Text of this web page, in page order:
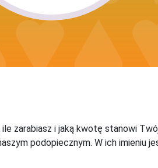
ile zarabiasz i jaką kwotę stanowi
podopiecznym. W ich imieniu